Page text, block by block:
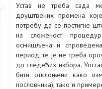
Устав не треба сада
друштвених промена
потребу да се постигне
на сложеност
осмишљена и
период, те је не треба
до следећих избора.
бити отклоњени како
пословника), тако и